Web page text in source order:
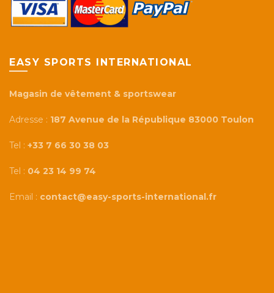
EASY SPORTS INTERNATIONAL
Magasin de vêtement & sportswear
Adresse : 187 Avenue de la République 83000 Toulon
Tel : +33 7 66 30 38 03
Tel : 04 23 14 99 74
Email : contact@easy-sports-international.fr